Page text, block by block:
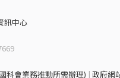
訊中心
科會業務推動所需辦理) | 政府網